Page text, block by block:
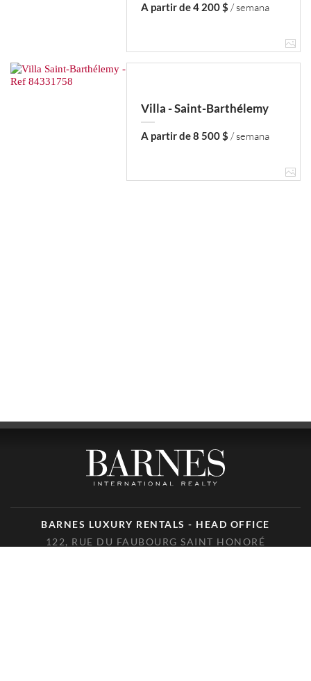
A partir de 4 200 $ / semana
Villa - Saint-Barthélemy
A partir de 8 500 $ / semana
BARNES LUXURY RENTALS - HEAD OFFICE
122, RUE DU FAUBOURG SAINT HONORÉ